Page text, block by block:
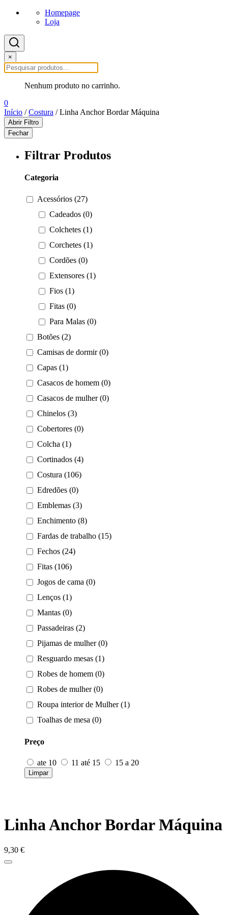
Homepage
Loja
×
Nenhum produto no carrinho.
0
Início /Costura / Linha Anchor Bordar Máquina
Abrir Filtro
Fechar
Filtrar Produtos
Categoria
Acessórios (27)
Cadeados (0)
Colchetes (1)
Corchetes (1)
Cordões (0)
Extensores (1)
Fios (1)
Fitas (0)
Para Malas (0)
Botões (2)
Camisas de dormir (0)
Capas (1)
Casacos de homem (0)
Casacos de mulher (0)
Chinelos (3)
Cobertores (0)
Colcha (1)
Cortinados (4)
Costura (106)
Edredões (0)
Emblemas (3)
Enchimento (8)
Fardas de trabalho (15)
Fechos (24)
Fitas (106)
Jogos de cama (0)
Lenços (1)
Mantas (0)
Passadeiras (2)
Pijamas de mulher (0)
Resguardo mesas (1)
Robes de homem (0)
Robes de mulher (0)
Roupa interior de Mulher (1)
Toalhas de mesa (0)
Preço
ate 10 11 até 15 15 a 20
Limpar
Linha Anchor Bordar Máquina
9,30 €